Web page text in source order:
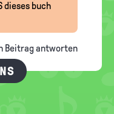
dieses buch
Beitrag antworten